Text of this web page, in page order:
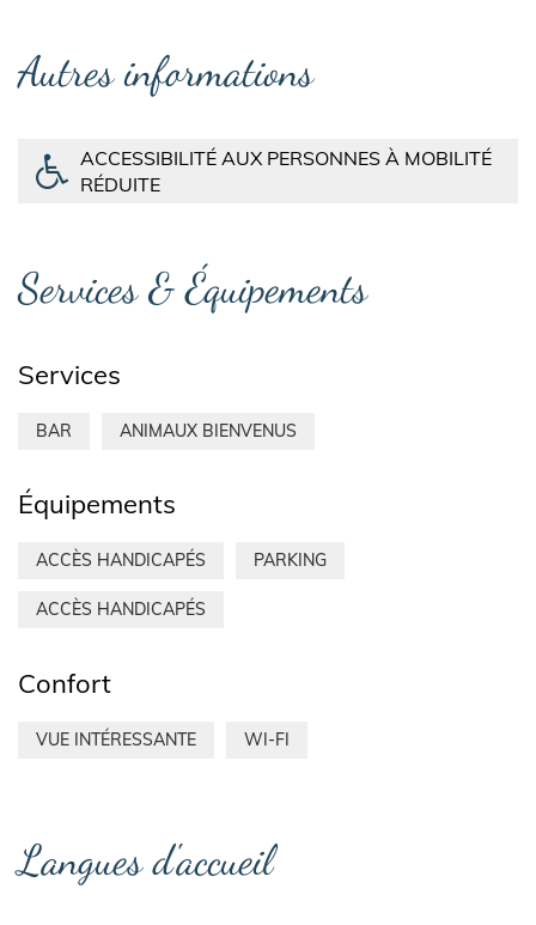
Autres informations
ACCESSIBILITÉ AUX PERSONNES À MOBILITÉ
RÉDUITE
Services & Équipements
Services
BAR ANIMAUX BIENVENUS
Équipements
ACCÈS HANDICAPÉS PARKING
ACCÈS HANDICAPÉS
Confort
VUE INTÉRESSANTE WI-FI
Langues d'accueil